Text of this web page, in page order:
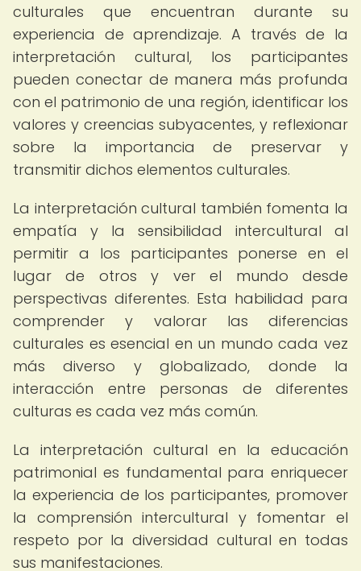
culturales que encuentran durante su
experiencia de aprendizaje. A través de la
interpretación cultural, los participantes
pueden conectar de manera más profunda
con el patrimonio de una región, identificar los
valores y creencias subyacentes, y reflexionar
sobre la importancia de preservar y
transmitir dichos elementos culturales.
La interpretación cultural también fomenta la
empatía y la sensibilidad intercultural al
permitir a los participantes ponerse en el
lugar de otros y ver el mundo desde
perspectivas diferentes. Esta habilidad para
comprender y valorar las diferencias
culturales es esencial en un mundo cada vez
más diverso y globalizado, donde la
interacción entre personas de diferentes
culturas es cada vez más común.
La interpretación cultural en la educación
patrimonial es fundamental para enriquecer
la experiencia de los participantes, promover
la comprensión intercultural y fomentar el
respeto por la diversidad cultural en todas
sus manifestaciones.